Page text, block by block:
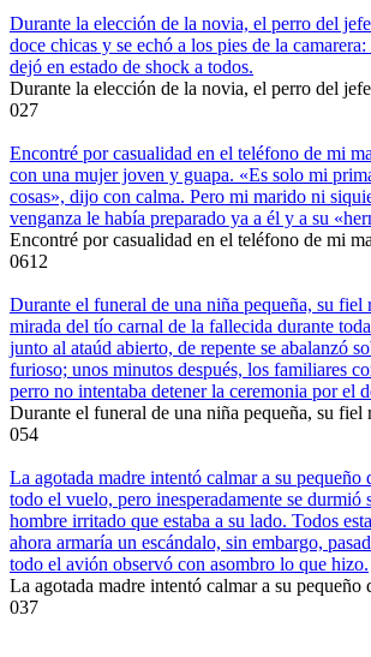
Durante la elección de la novia, el perro del
doce chicas y se echó a los pies de la
dejó en estado de shock a todos.
Durante la elección de la novia, el perro del jefe
027
Encontré por casualidad en el teléfono de mi
con una mujer joven y guapa. «Es solo mi
cosas», dijo con calma. Pero mi marido ni
venganza le había preparado ya a él y a su
Encontré por casualidad en el teléfono de mi
0612
Durante el funeral de una niña pequeña, su fiel
mirada del tío carnal de la fallecida durante
junto al ataúd abierto, de repente se abalanzó
furioso; unos minutos después, los familiares
perro no intentaba detener la ceremonia por el
Durante el funeral de una niña pequeña, su fiel
054
La agotada madre intentó calmar a su pequeño
todo el vuelo, pero inesperadamente se durmió
hombre irritado que estaba a su lado. Todos
ahora armaría un escándalo, sin embargo,
todo el avión observó con asombro lo que hizo.
La agotada madre intentó calmar a su pequeño
037